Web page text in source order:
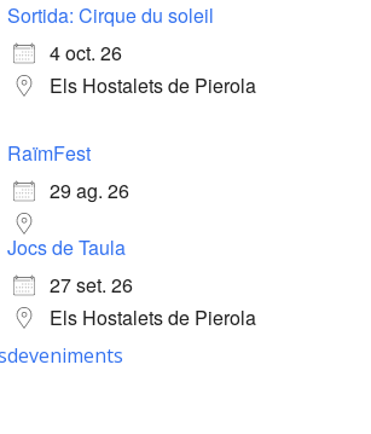
Sortida: Cirque du soleil
4 oct. 26
Els Hostalets de Pierola
RaïmFest
29 ag. 26
Jocs de Taula
27 set. 26
Els Hostalets de Pierola